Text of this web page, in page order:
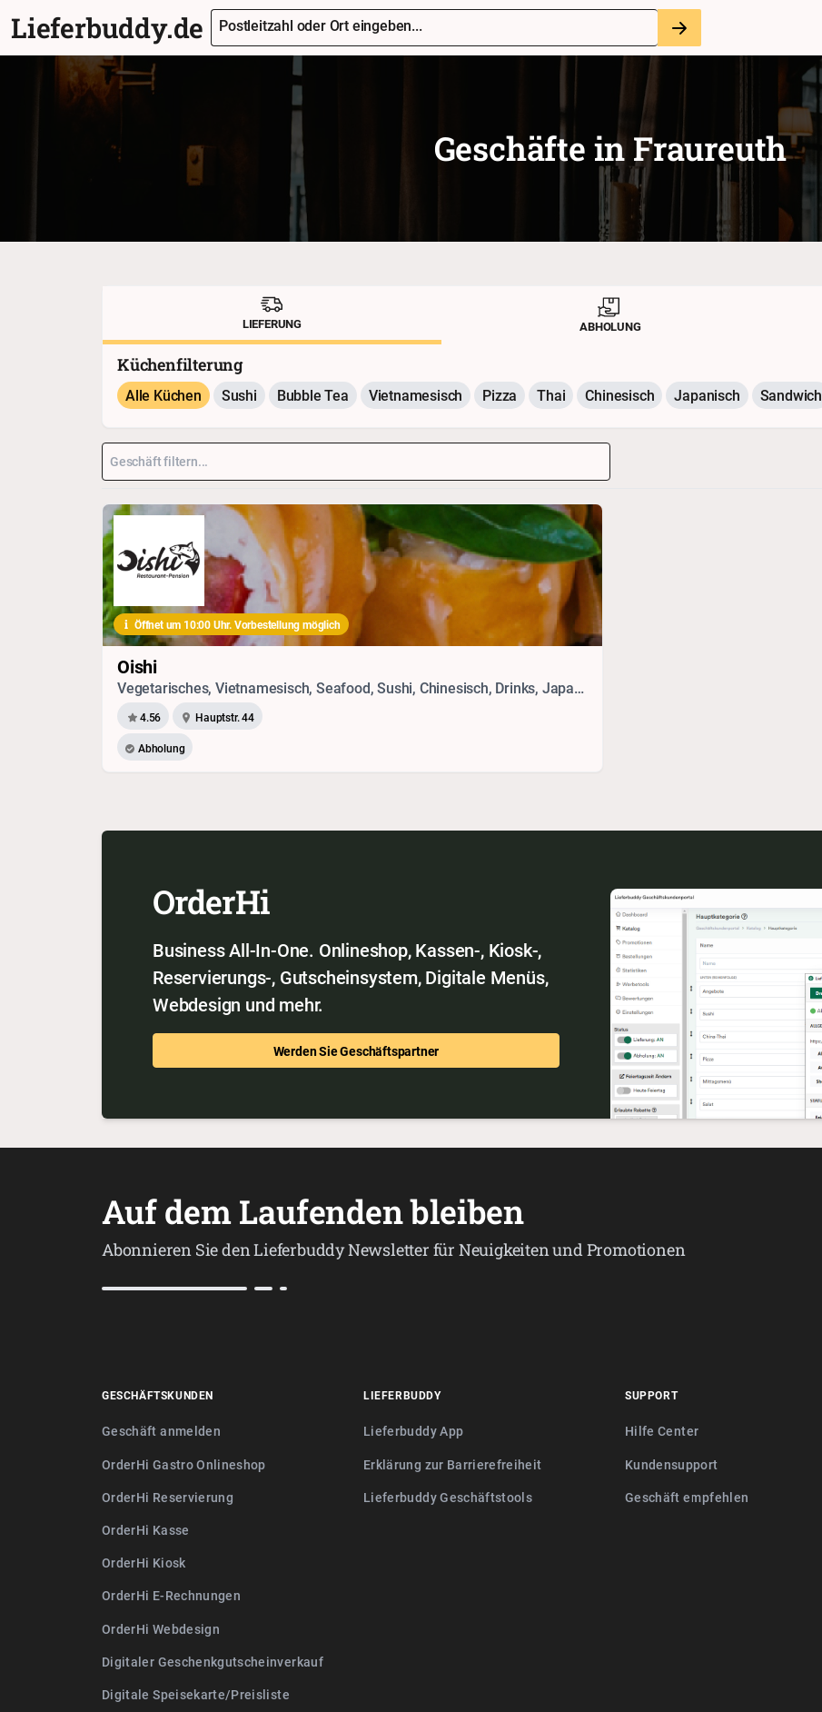
Lieferbuddy.de Postleitzahl oder Ort eingeben...
Geschäfte in Fraureuth
LIEFERUNG ABHOLUNG
Küchenfilterung
Alle Küchen Sushi Bubble Tea Vietnamesisch Pizza Thai Chinesisch Japanisch Sandwich
Öffnet um 10:00 Uhr. Vorbestellung möglich
Oishi
Vegetarisches, Vietnamesisch, Seafood, Sushi, Chinesisch, Drinks, Japanisch
4.56 Hauptstr. 44
Abholung
OrderHi
Business All-In-One. Onlineshop, Kassen-, Kiosk-,
Reservierungs-, Gutscheinsystem, Digitale Menüs,
Webdesign und mehr.
Werden Sie Geschäftspartner
Auf dem Laufenden bleiben
Abonnieren Sie den Lieferbuddy Newsletter für Neuigkeiten und Promotionen
GESCHÄFTSKUNDEN
Geschäft anmelden
OrderHi Gastro Onlineshop
OrderHi Reservierung
OrderHi Kasse
OrderHi Kiosk
OrderHi E-Rechnungen
OrderHi Webdesign
Digitaler Geschenkgutscheinverkauf
Digitale Speisekarte/Preisliste
LIEFERBUDDY
Lieferbuddy App
Erklärung zur Barrierefreiheit
Lieferbuddy Geschäftstools
SUPPORT
Hilfe Center
Kundensupport
Geschäft empfehlen